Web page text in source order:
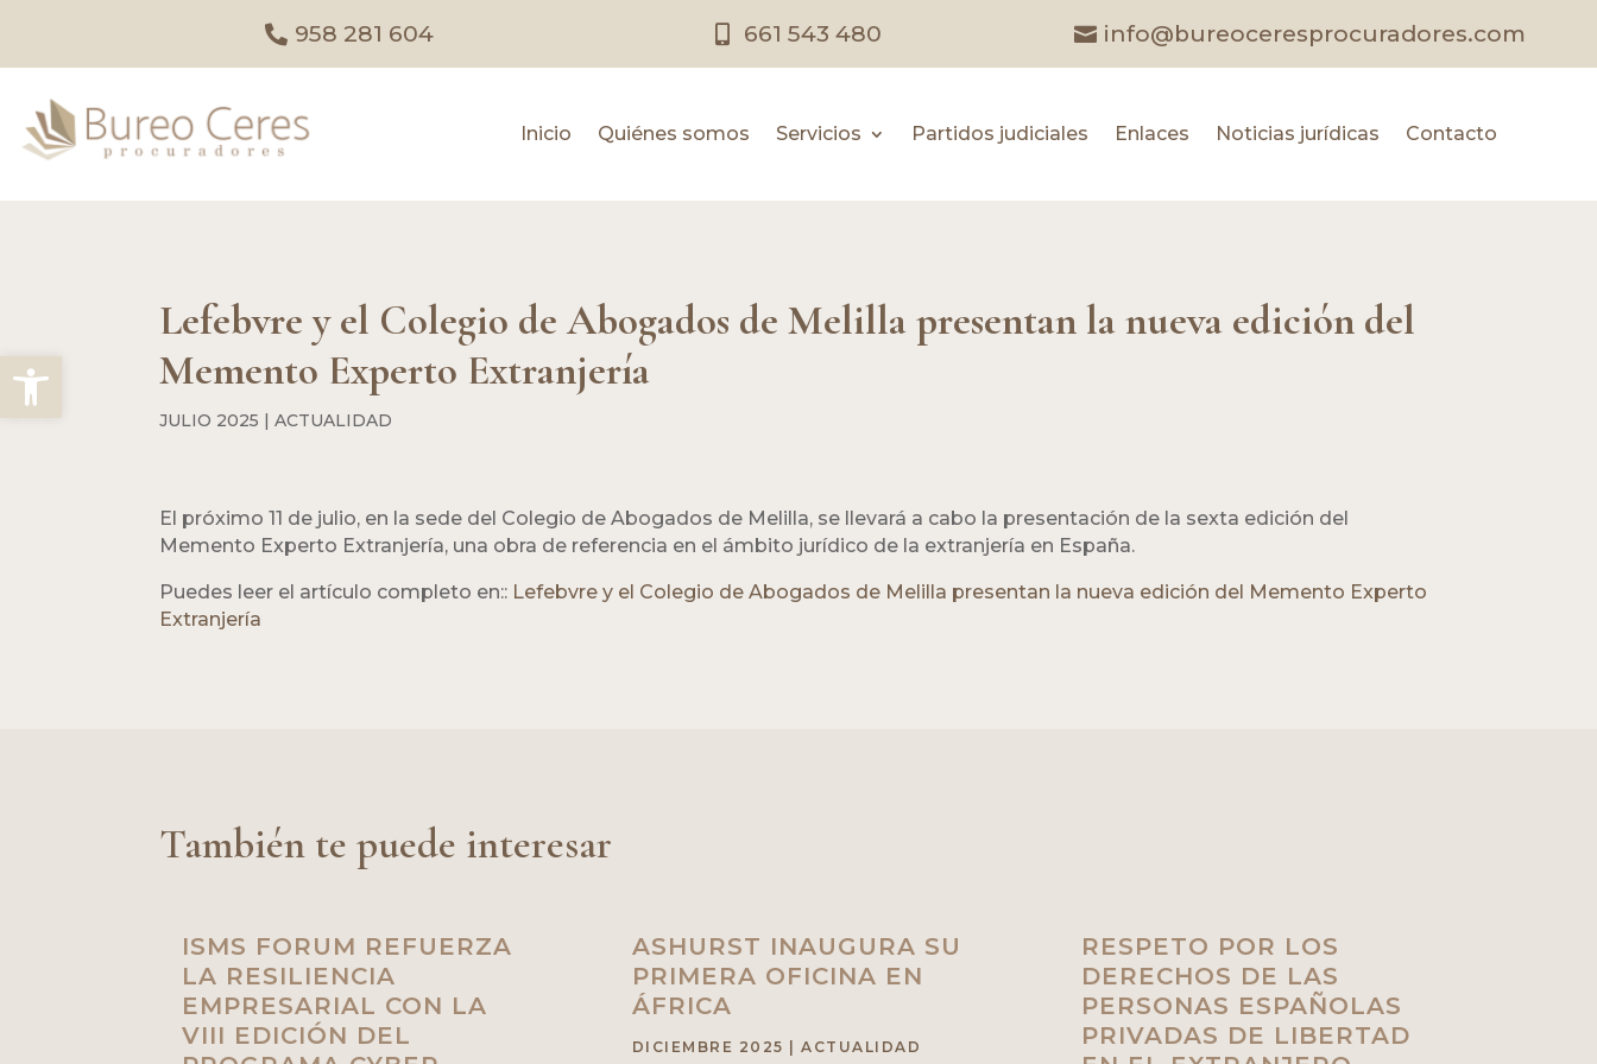
Abrir barra de herramientas
958 281 604 661 543 480 info@bureoceresprocuradores.com
Inicio Quiénes somos Servicios Partidos judiciales Enlaces Noticias jurídicas Contacto
Lefebvre y el Colegio de Abogados de Melilla presentan la nueva edición del
Memento Experto Extranjería
JULIO 2025 |ACTUALIDAD
El próximo 11 de julio, en la sede del Colegio de Abogados de Melilla, se llevará a cabo la presentación de la sexta edición del
Memento Experto Extranjería, una obra de referencia en el ámbito jurídico de la extranjería en España.
Puedes leer el artículo completo en:: Lefebvre y el Colegio de Abogados de Melilla presentan la nueva edición del Memento Experto
Extranjería
También te puede interesar
ISMS FORUM REFUERZA
LA RESILIENCIA
EMPRESARIAL CON LA
VIII EDICIÓN DEL
ASHURST INAUGURA SU
PRIMERA OFICINA EN
ÁFRICA
DICIEMBRE 2025 ACTUALIDAD
RESPETO POR LOS
DERECHOS DE LAS
PERSONAS ESPAÑOLAS
PRIVADAS DE LIBERTAD